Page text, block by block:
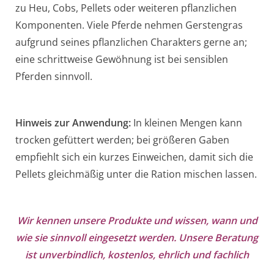
zu Heu, Cobs, Pellets oder weiteren pflanzlichen
Komponenten. Viele Pferde nehmen Gerstengras
aufgrund seines pflanzlichen Charakters gerne an;
eine schrittweise Gewöhnung ist bei sensiblen
Pferden sinnvoll.
Hinweis zur Anwendung: In kleinen Mengen kann
trocken gefüttert werden; bei größeren Gaben
empfiehlt sich ein kurzes Einweichen, damit sich die
Pellets gleichmäßig unter die Ration mischen lassen.
Wir kennen unsere Produkte und wissen, wann und
wie sie sinnvoll eingesetzt werden. Unsere Beratung
ist unverbindlich, kostenlos, ehrlich und fachlich